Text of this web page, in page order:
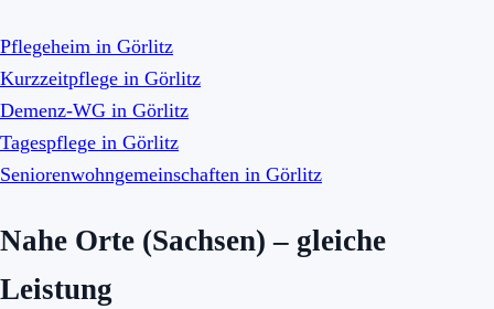
Pflegeheim in Görlitz
Kurzzeitpflege in Görlitz
Demenz-WG in Görlitz
Tagespflege in Görlitz
Seniorenwohngemeinschaften in Görlitz
Nahe Orte (Sachsen) – gleiche
Leistung